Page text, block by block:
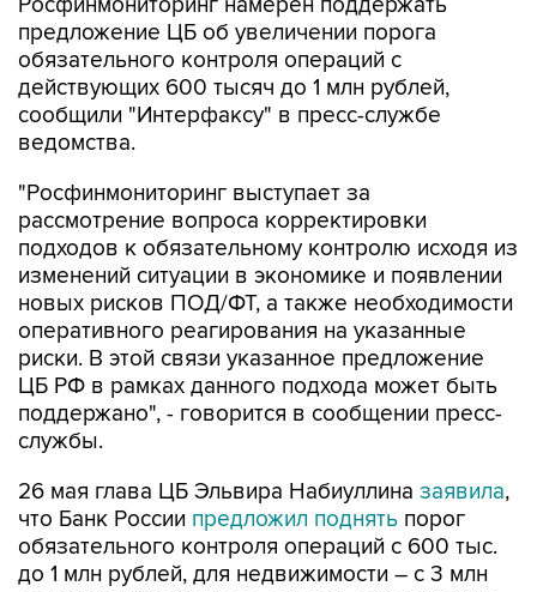
предложение ЦБ об увеличении порога
обязательного контроля операций с
действующих 600 тысяч до 1 млн рублей,
сообщили "Интерфаксу" в пресс-службе
ведомства.
"Росфинмониторинг выступает за
рассмотрение вопроса корректировки
подходов к обязательному контролю исходя из
изменений ситуации в экономике и появлении
новых рисков ПОД/ФТ, а также необходимости
оперативного реагирования на указанные
риски. В этой связи указанное предложение
ЦБ РФ в рамках данного подхода может быть
поддержано", - говорится в сообщении пресс-
службы.
26 мая глава ЦБ Эльвира Набиуллина заявила,
что Банк России предложил поднять порог
обязательного контроля операций с 600 тыс.
до 1 млн рублей, для недвижимости – с 3 млн